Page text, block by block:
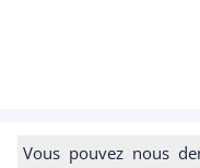
Vous pouvez nous